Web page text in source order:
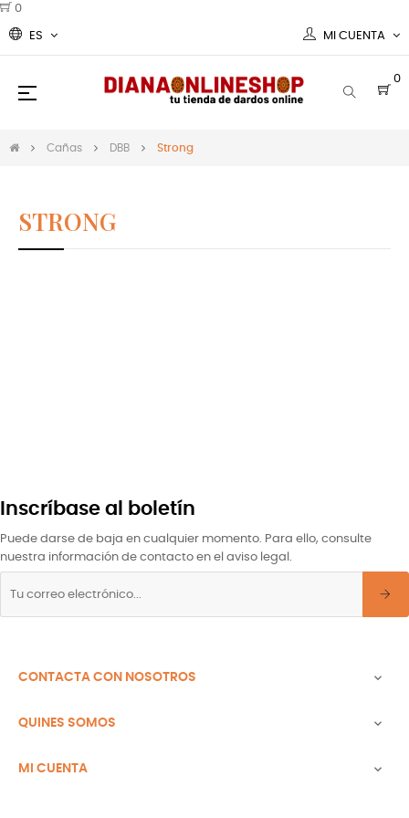
0
ES MI CUENTA
0
Navegación
☰
Cañas DBB Strong
STRONG
Inscríbase al boletín
Puede darse de baja en cualquier momento. Para ello, consulte
nuestra información de contacto en el aviso legal.
CONTACTA CON NOSOTROS 
QUINES SOMOS 
MI CUENTA 